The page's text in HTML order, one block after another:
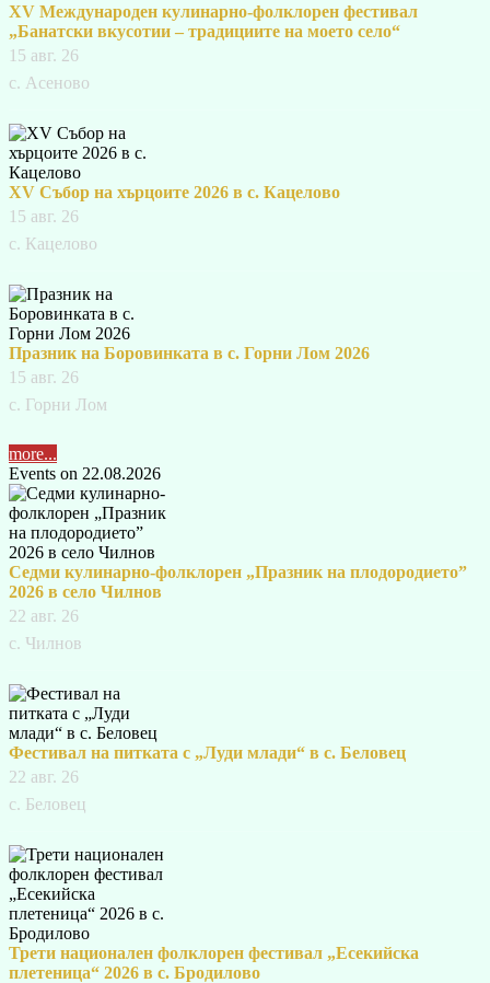
XV Международен кулинарно-фолклорен фестивал
„Банатски вкусотии – традициите на моето село“
15 авг. 26
с. Асеново
XV Събор на хърцоите 2026 в с. Кацелово
15 авг. 26
с. Кацелово
Празник на Боровинката в с. Горни Лом 2026
15 авг. 26
с. Горни Лом
more...
Events on 22.08.2026
Седми кулинарно-фолклорен „Празник на плодородието”
2026 в село Чилнов
22 авг. 26
с. Чилнов
Фестивал на питката с „Луди млади“ в с. Беловец
22 авг. 26
с. Беловец
Трети национален фолклорен фестивал „Есекийска
плетеница“ 2026 в с. Бродилово